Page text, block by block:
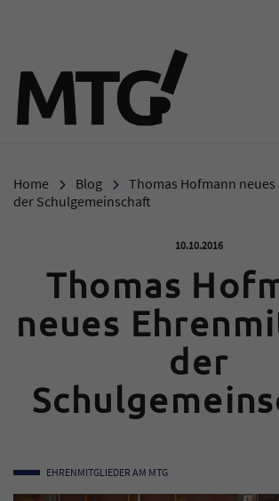
Home Blog
Thomas Hofmann
der Schulgemeinschaft
Veröffentlicht am:
10.10.2016
Thomas
neues
der
EHRENMITGLIEDER AM MTG